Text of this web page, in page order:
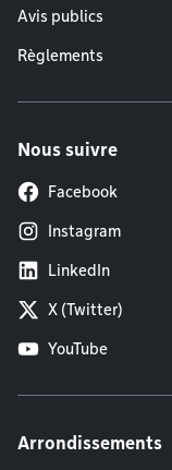
Avis publics
Règlements
Nous suivre
Facebook
Instagram
LinkedIn
X (Twitter)
YouTube
Arrondissements